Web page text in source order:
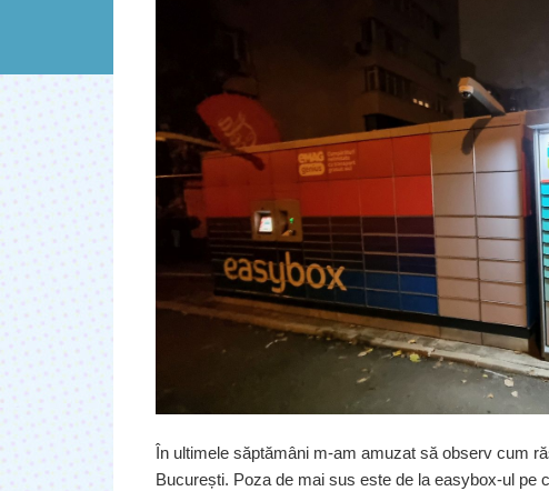
În ultimele săptămâni m-am amuzat să observ cum
București. Poza de mai sus este de la easybox-ul pe